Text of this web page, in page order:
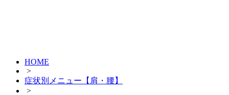
HOME
>
症状別メニュー【肩・腰】
>